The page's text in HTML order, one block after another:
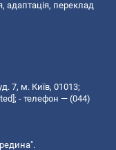
адаптація, переклад
7, м. Київ, 01013;
; - телефон — (044)